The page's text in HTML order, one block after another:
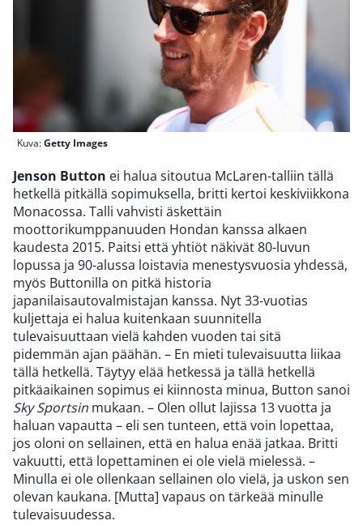
Kuva:Getty Images
Jenson Button ei halua sitoutua McLaren-talliin tällä
hetkellä pitkällä sopimuksella, britti kertoi keskiviikkona
Monacossa. Talli vahvisti äskettäin
moottorikumppanuuden Hondan kanssa alkaen
kaudesta 2015. Paitsi että yhtiöt näkivät 80-luvun
lopussa ja 90-alussa loistavia menestysvuosia yhdessä,
myös Buttonilla on pitkä historia
japanilaisautovalmistajan kanssa. Nyt 33-vuotias
kuljettaja ei halua kuitenkaan suunnitella
tulevaisuuttaan vielä kahden vuoden tai sitä
pidemmän ajan päähän. – En mieti tulevaisuutta liikaa
tällä hetkellä. Täytyy elää hetkessä ja tällä hetkellä
pitkäaikainen sopimus ei kiinnosta minua, Button sanoi
Sky Sportsin mukaan. – Olen ollut lajissa 13 vuotta ja
haluan vapautta – eli sen tunteen, että voin lopettaa,
jos oloni on sellainen, että en halua enää jatkaa. Britti
vakuutti, että lopettaminen ei ole vielä mielessä. –
Minulla ei ole ollenkaan sellainen olo vielä, ja uskon sen
olevan kaukana. [Mutta] vapaus on tärkeää minulle
tulevaisuudessa.